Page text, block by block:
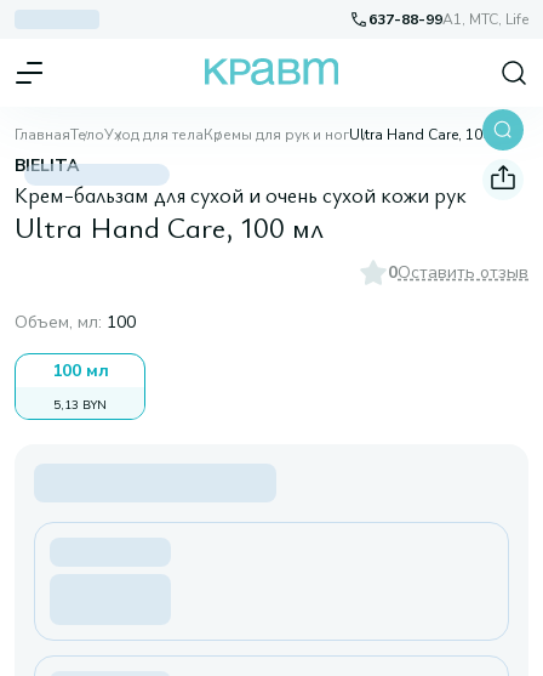
637-88-99A1, МТС, Life
ГлавнаяТелоУход для телаКремы для рук и ногUltra Hand Care, 100 мл
BIELITA
Крем-бальзам для сухой и очень сухой кожи рук
Ultra Hand Care, 100 мл
0Оставить отзыв
Объем, мл: 100
100 мл
5,13 BYN